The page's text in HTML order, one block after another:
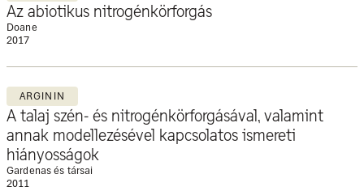
Az abiotikus nitrogénkörforgás
Doane
2017
ARGININ
A talaj szén- és nitrogénkörforgásával, valamint
annak modellezésével kapcsolatos ismereti
hiányosságok
Gardenas és társai
2011